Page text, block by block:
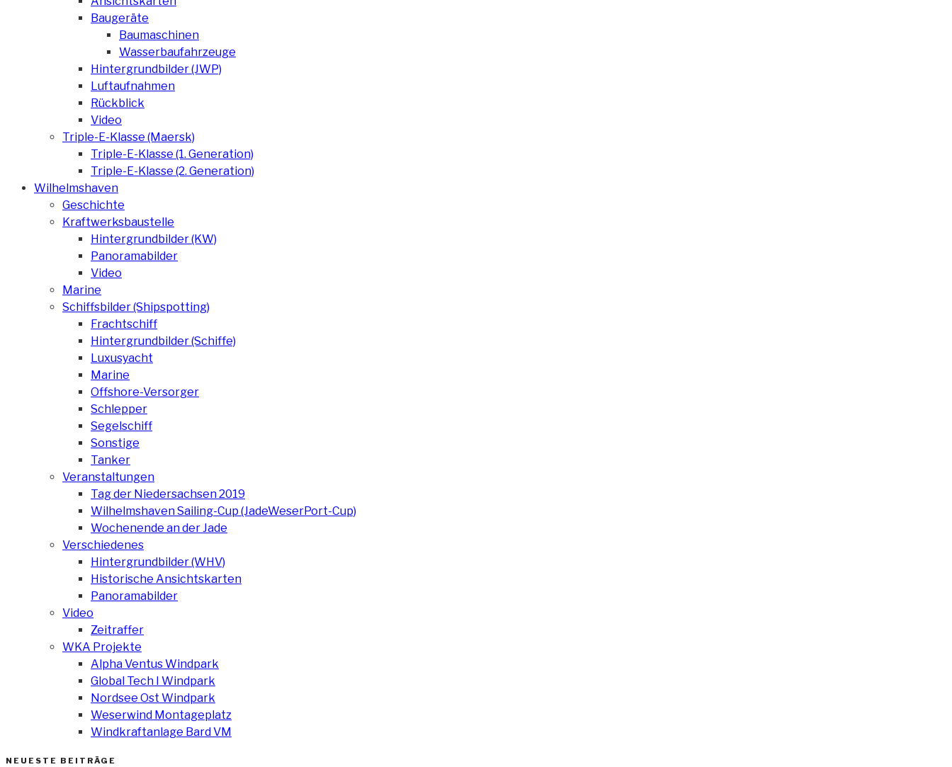
Baugeräte
Baumaschinen
Wasserbaufahrzeuge
Hintergrundbilder (JWP)
Luftaufnahmen
Rückblick
Video
Triple-E-Klasse (Maersk)
Triple-E-Klasse (1. Generation)
Triple-E-Klasse (2. Generation)
Wilhelmshaven
Geschichte
Kraftwerksbaustelle
Hintergrundbilder (KW)
Panoramabilder
Video
Marine
Schiffsbilder (Shipspotting)
Frachtschiff
Hintergrundbilder (Schiffe)
Luxusyacht
Marine
Offshore-Versorger
Schlepper
Segelschiff
Sonstige
Tanker
Veranstaltungen
Tag der Niedersachsen 2019
Wilhelmshaven Sailing-Cup (JadeWeserPort-Cup)
Wochenende an der Jade
Verschiedenes
Hintergrundbilder (WHV)
Historische Ansichtskarten
Panoramabilder
Video
Zeitraffer
WKA Projekte
Alpha Ventus Windpark
Global Tech I Windpark
Nordsee Ost Windpark
Weserwind Montageplatz
Windkraftanlage Bard VM
NEUESTE BEITRÄGE